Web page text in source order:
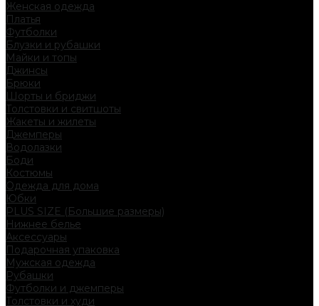
Женская одежда
Платья
Футболки
Блузки и рубашки
Майки и топы
Джинсы
Брюки
Шорты и бриджи
Толстовки и свитшоты
Жакеты и жилеты
Джемперы
Водолазки
Боди
Костюмы
Одежда для дома
Юбки
PLUS SIZE (Большие размеры)
Нижнее белье
Аксессуары
Подарочная упаковка
Мужская одежда
Рубашки
Футболки и джемперы
Толстовки и худи